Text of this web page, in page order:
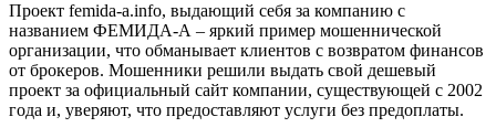
Проект femida-a.info, выдающий себя за компанию с
названием ФЕМИДА-А – яркий пример мошеннической
организации, что обманывает клиентов с возвратом финансов
от брокеров. Мошенники решили выдать свой дешевый
проект за официальный сайт компании, существующей с 2002
года и, уверяют, что предоставляют услуги без предоплаты.